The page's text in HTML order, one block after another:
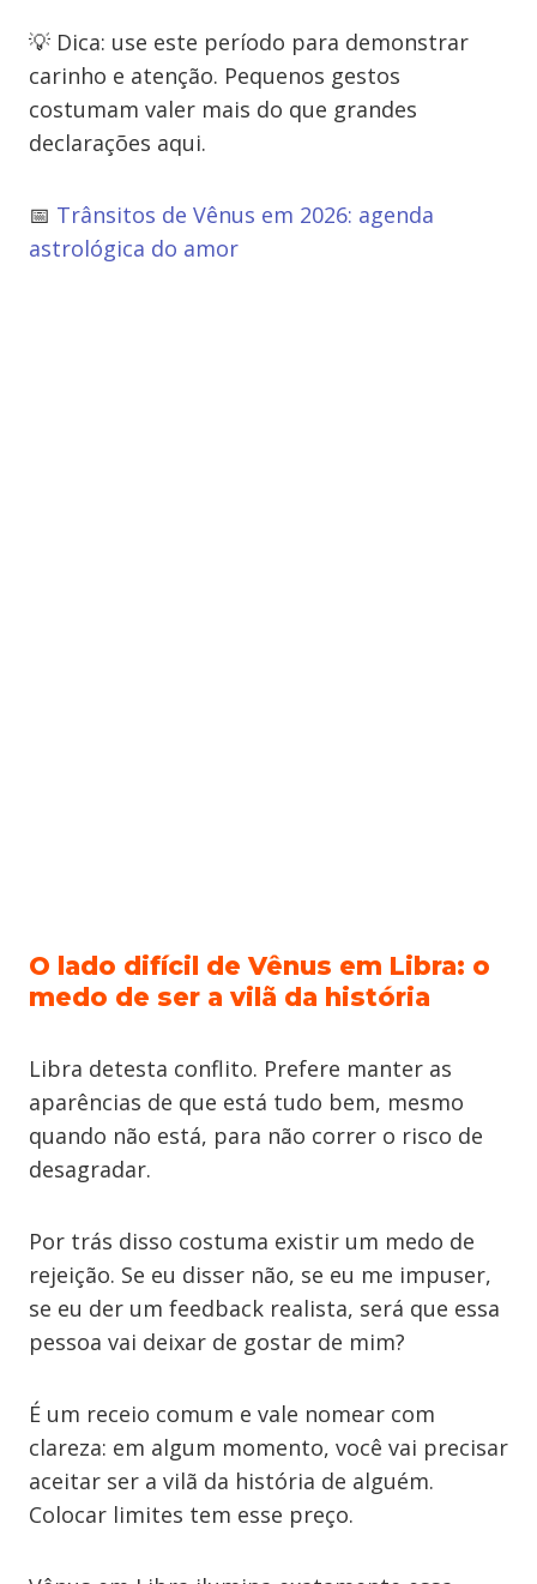
💡 Dica: use este período para demonstrar
carinho e atenção. Pequenos gestos
costumam valer mais do que grandes
declarações aqui.
📅 Trânsitos de Vênus em 2026: agenda
astrológica do amor
O lado difícil de Vênus em Libra: o
medo de ser a vilã da história
Libra detesta conflito. Prefere manter as
aparências de que está tudo bem, mesmo
quando não está, para não correr o risco de
desagradar.
Por trás disso costuma existir um medo de
rejeição. Se eu disser não, se eu me impuser,
se eu der um feedback realista, será que essa
pessoa vai deixar de gostar de mim?
É um receio comum e vale nomear com
clareza: em algum momento, você vai precisar
aceitar ser a vilã da história de alguém.
Colocar limites tem esse preço.